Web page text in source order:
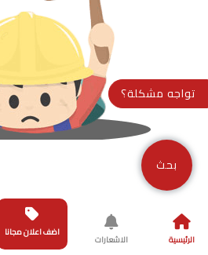
بحث
الرئيسية الاشعارات
اضف اعلان مجانا
تواجه مشكلة؟